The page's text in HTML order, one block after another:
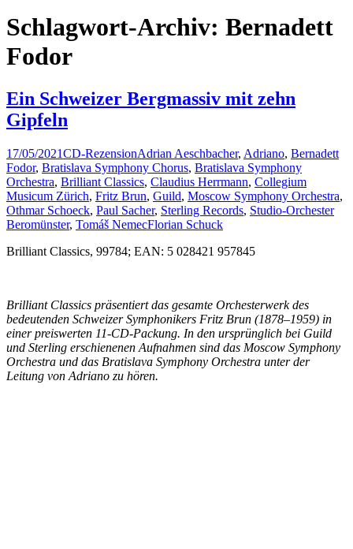
Schlagwort-Archiv: Bernadett
Fodor
Ein Schweizer Bergmassiv mit zehn
Gipfeln
17/05/2021CD-RezensionAdrian Aeschbacher, Adriano, Bernadett
Fodor, Bratislava Symphony Chorus, Bratislava Symphony
Orchestra, Brilliant Classics, Claudius Herrmann, Collegium
Musicum Zürich, Fritz Brun, Guild, Moscow Symphony Orchestra,
Othmar Schoeck, Paul Sacher, Sterling Records, Studio-Orchester
Beromünster, Tomáš NemecFlorian Schuck
Brilliant Classics, 99784; EAN: 5 028421 957845
Brilliant Classics präsentiert das gesamte Orchesterwerk des
bedeutenden Schweizer Symphonikers Fritz Brun (1878–1959) in
einer preiswerten 11-CD-Packung. In den ursprünglich bei Guild
und Sterling erschienenen Aufnahmen sind das Moscow Symphony
Orchestra und das Bratislava Symphony Orchestra unter der
Leitung von Adriano zu hören.